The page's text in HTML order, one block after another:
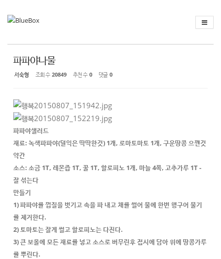
파파야나물
서숙형 조회 수 20849 추천 수 0 댓글 0
파파야샐러드
재료: 녹색파파야(덜익은 딱딱한것) 1개, 로마토마토 1개, 구운땅콩 으깬것
약간
소스: 소금 1T, 레몬즙 1T, 꿀 1T, 할로피노 1개, 마늘 4쪽, 고추가루 1T -
잘 섞는다
만들기
1) 파파야를 껍질을 벗기고 속을 파 내고 채를 썰어 물에 한번 행구어 물기
를 제거한다.
2) 토마토는 잘게 썰고 할로피노는 다진다.
3) 큰 보올에 모든 재료를 넣고 소스로 버무린후 접시에 담아 위에 땅콩가루
를 뿌린다.
스케치북5
스케치북5